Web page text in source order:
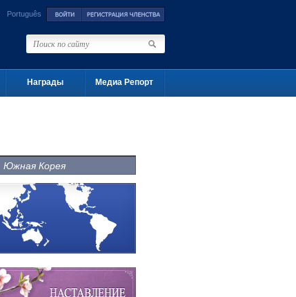
Português
Награды Медиа Репорт
Южная Корея